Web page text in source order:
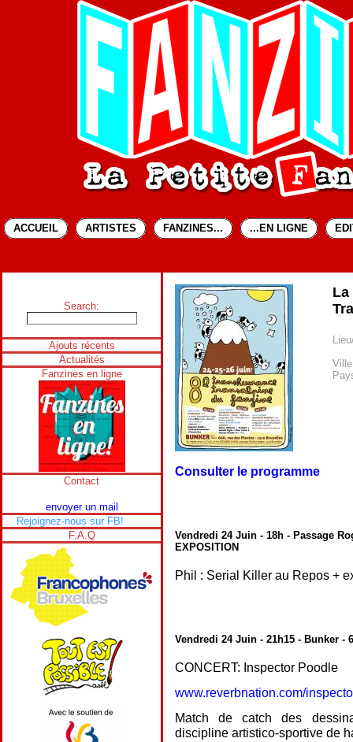
ACCUEIL ARTISTES FANZINES... ...EN LIGNE
Search:
Ajouts récents
Actualités
Fanzines en ligne
Contact
envoyer un mail
Rejoignez-nous sur FB!
F.A.Q
La
Consulter le programme
Vendredi 24 Juin - 18h - Passage
EXPOSITION
Phil : Serial Killer au Repos +
Vendredi 24 Juin - 21h15 - Bunker -
CONCERT: Inspector Poodle
www.reverbnation.com/
Match de catch des
discipline artistico-sportive de